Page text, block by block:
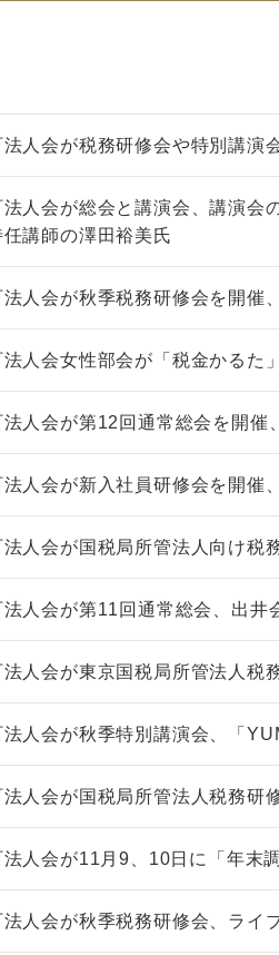
法人会が税務研修会や特別講演
法人会が総会と講演会、講演会
任講師の澤田裕美氏
法人会が秋季税務研修会を開催
法人会女性部会が「税金かるた
法人会が第12回通常総会を開催
法人会が新入社員研修会を開催
法人会が国税局所管法人向け税
法人会が第11回通常総会、出井
法人会が東京国税局所管法人税
法人会が秋季特別講演会、「
法人会が国税局所管法人税務研
法人会が11月9、10日に「年末
法人会が秋季税務研修会、ライ